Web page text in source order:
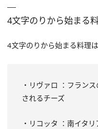
4文字のりから始まる
4文字のりから始まる料理
・リヴァロ ：フラン
されるチーズ
・リコッタ ：南イタ